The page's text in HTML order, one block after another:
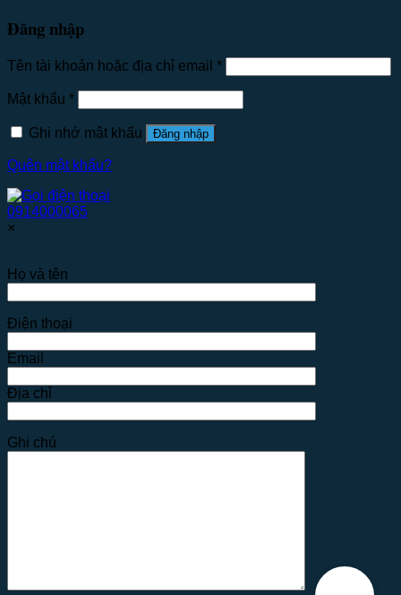
Đăng nhập
Tên tài khoản hoặc địa chỉ email *
Mật khẩu *
Ghi nhớ mật khẩu Đăng nhập
Quên mật khẩu?
0914000065
×
Họ và tên
Điện thoại
Email
Địa chỉ
Ghi chú